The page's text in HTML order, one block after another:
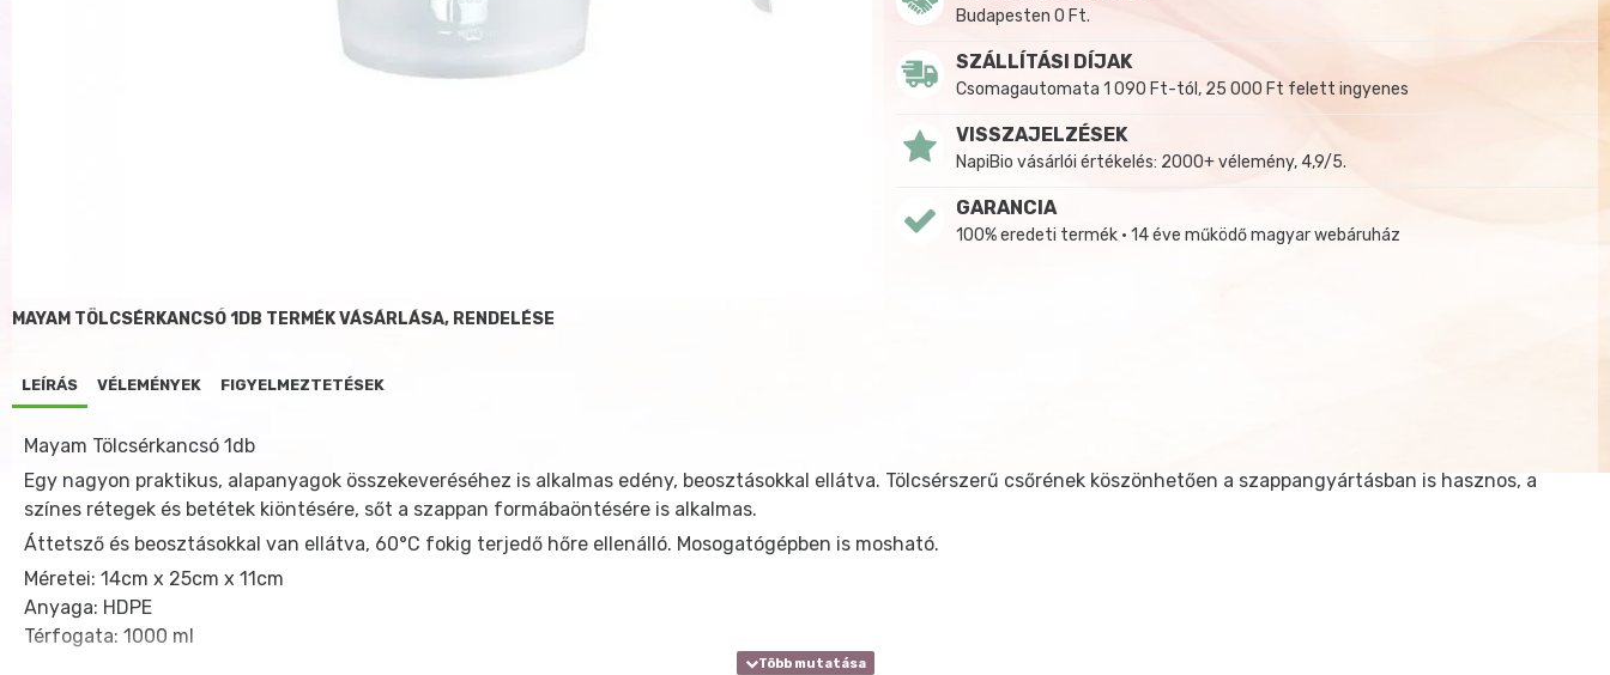
Budapesten 0 Ft.
SZÁLLÍTÁSI DÍJAK
Csomagautomata 1 090 Ft-tól, 25 000 Ft felett ingyenes
VISSZAJELZÉSEK
NapiBio vásárlói értékelés: 2000+ vélemény, 4,9/5.
GARANCIA
100% eredeti termék • 14 éve működő magyar webáruház
MAYAM TÖLCSÉRKANCSÓ 1DB TERMÉK VÁSÁRLÁSA, RENDELÉSE
LEÍRÁS VÉLEMÉNYEK FIGYELMEZTETÉSEK
Mayam Tölcsérkancsó 1db
Egy nagyon praktikus, alapanyagok összekeveréséhez is alkalmas edény, beosztásokkal ellátva. Tölcsérszerű csőrének köszönhetően a szappangyártásban is hasznos, a
színes rétegek és betétek kiöntésére, sőt a szappan formábaöntésére is alkalmas.
Áttetsző és beosztásokkal van ellátva, 60°C fokig terjedő hőre ellenálló. Mosogatógépben is mosható.
Méretei: 14cm x 25cm x 11cm
Anyaga: HDPE
Térfogata: 1000 ml